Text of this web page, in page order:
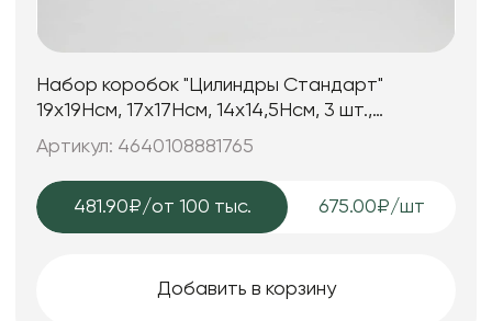
Набор коробок "Цилиндры Стандарт"
19x19Hсм, 17x17Hсм, 14x14,5Hсм, 3 шт.,
сиреневый
Артикул: 4640108881765
481.90₽/от 100 тыс. 675.00₽/шт
Добавить в корзину